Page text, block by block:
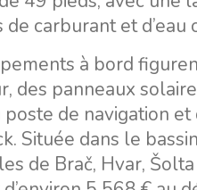
de carburant et
à bord
des panneaux
poste de navigation
Située dans le
de Brač, Hvar,